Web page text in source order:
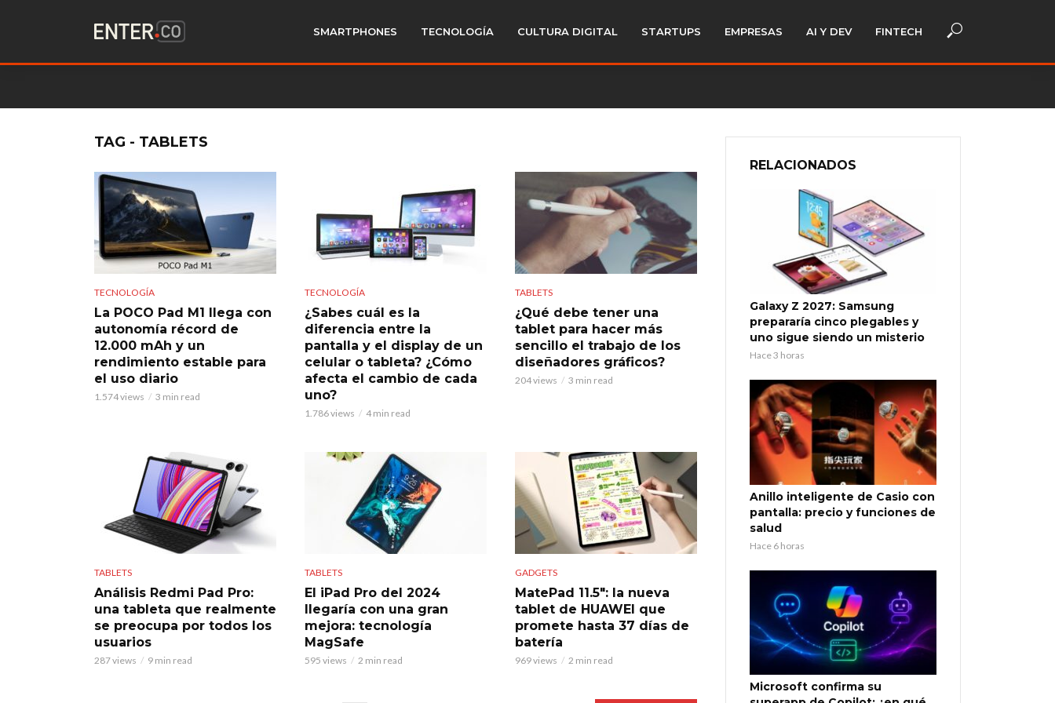
SMARTPHONES TECNOLOGÍA CULTURA DIGITAL STARTUPS EMPRESAS AI Y DEV FINTECH
TAG - TABLETS
TECNOLOGÍA
La POCO Pad M1 llega con
autonomía récord de
12.000 mAh y un
rendimiento estable para
el uso diario
1.574 views 3 min read
TECNOLOGÍA
¿Sabes cuál es la
diferencia entre la
pantalla y el display de un
celular o tableta? ¿Cómo
afecta el cambio de cada
uno?
1.786 views 4 min read
TABLETS
¿Qué debe tener una
tablet para hacer más
sencillo el trabajo de los
diseñadores gráficos?
204 views 3 min read
TABLETS
Análisis Redmi Pad Pro:
una tableta que realmente
se preocupa por todos los
usuarios
287 views 9 min read
TABLETS
El iPad Pro del 2024
llegaría con una gran
mejora: tecnología
MagSafe
595 views 2 min read
GADGETS
MatePad 11.5″: la nueva
tablet de HUAWEI que
promete hasta 37 días de
batería
969 views 2 min read
RELACIONADOS
Galaxy Z 2027: Samsung
prepararía cinco plegables y
uno sigue siendo un misterio
Hace 3 horas
Anillo inteligente de Casio con
pantalla: precio y funciones de
salud
Hace 6 horas
Microsoft confirma su